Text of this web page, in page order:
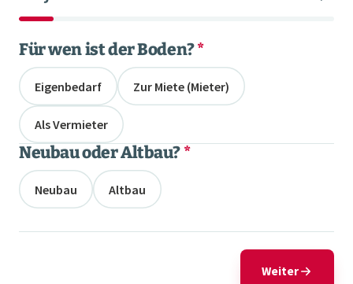
Für wen ist der Boden?*
Eigenbedarf Zur Miete (Mieter)
Als Vermieter
Neubau oder Altbau?*
Neubau Altbau
Weiter